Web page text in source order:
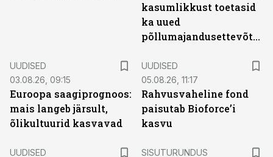
kasumlikkust toetasid
ka uued
põllumajandusettevõtted
UUDISED
03.08.26, 09:15
Euroopa saagiprognoos:
mais langeb järsult,
õlikultuurid kasvavad
UUDISED
05.08.26, 11:17
Rahvusvaheline fond
paisutab Bioforce’i
kasvu
UUDISED SISUTURUNDUS